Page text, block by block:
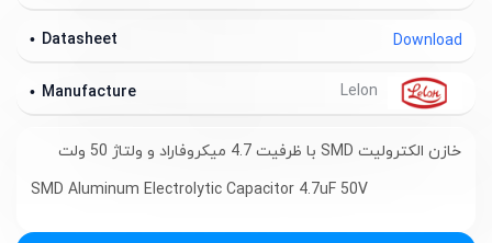
Download
Datasheet
Manufacture
خازن الکترولیت SMD با ظرفیت 4.7 میکروفاراد و ولتاژ 50 ولت
SMD Aluminum Electrolytic Capacitor 4.7uF 50V